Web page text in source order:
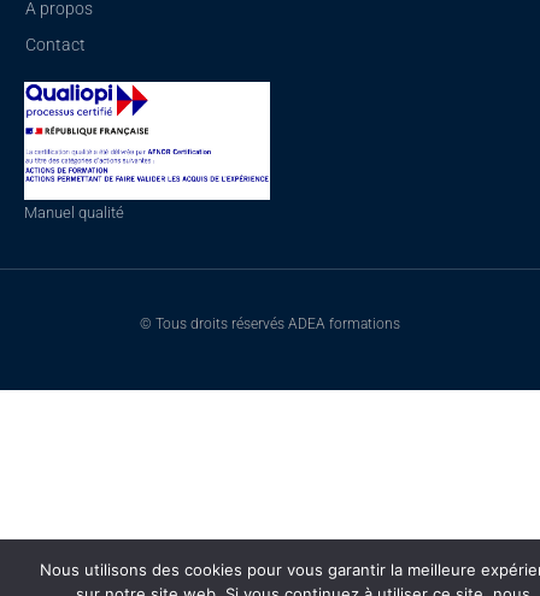
A propos
Contact
Manuel qualité
© Tous droits réservés ADEA formations
Nous utilisons des cookies pour vous garantir la meilleure